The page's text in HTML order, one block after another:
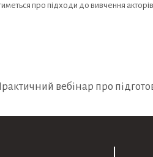
про підходи до вивчення